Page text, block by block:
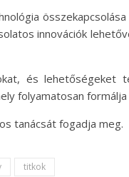
innovációk
és lehetőségeket
folyamatosan formálja
tanácsát fogadja meg.
titkok